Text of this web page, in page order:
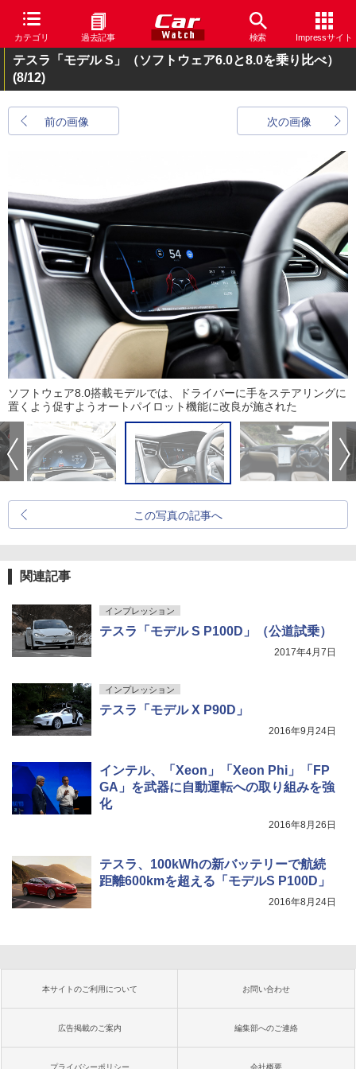
カテゴリ 過去記事 検索 Impressサイト
テスラ「モデル S」（ソフトウェア6.0と8.0を乗り比べ）
(8/12)
前の画像 次の画像
ソフトウェア8.0搭載モデルでは、ドライバーに手をステアリングに
置くよう促すようオートパイロット機能に改良が施された
この写真の記事へ
関連記事
インプレッション
テスラ「モデル S P100D」（公道試乗）
2017年4月7日
インプレッション
テスラ「モデル X P90D」
2016年9月24日
インテル、「Xeon」「Xeon Phi」「FP
GA」を武器に自動運転への取り組みを強
化
2016年8月26日
テスラ、100kWhの新バッテリーで航続
距離600kmを超える「モデルS P100D」
2016年8月24日
本サイトのご利用について お問い合わせ
広告掲載のご案内 編集部へのご連絡
プライバシーポリシー 会社概要